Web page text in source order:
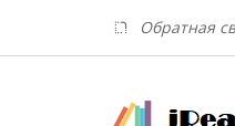
Обратная